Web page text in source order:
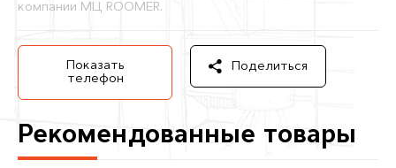
компании МЦ ROOMER.
Показать
телефон
Поделиться
Рекомендованные товары